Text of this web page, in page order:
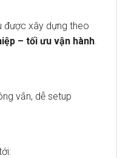
được xây dựng theo
– tối ưu vận hành.
vắn, dễ setup